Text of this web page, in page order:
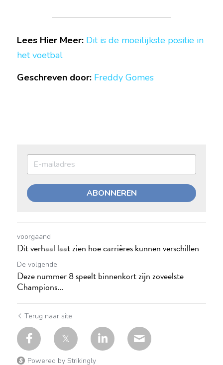
Lees Hier Meer: Dit is de moeilijkste positie in
het voetbal
Geschreven door: Freddy Gomes
ABONNEREN
voorgaand
Dit verhaal laat zien hoe carrières kunnen verschillen
De volgende
Deze nummer 8 speelt binnenkort zijn zoveelste
Champions...
Terug naar site
Powered by Strikingly